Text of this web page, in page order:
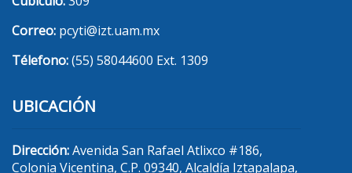
Correo: pcyti@izt.uam.mx
Télefono:(55) 58044600 Ext. 1309
UBICACIÓN
Dirección:Avenida San Rafael Atlixco #186,
Colonia Vicentina, C.P. 09340, Alcaldía Iztapalapa,